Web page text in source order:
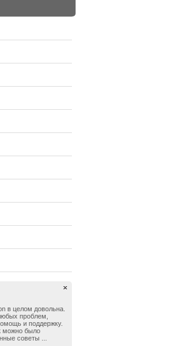
в целом довольна.
проблем,
и поддержку.
можно было
советы ...